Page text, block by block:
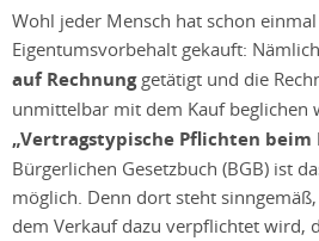
Wohl jeder Mensch hat schon
Eigentumsvorbehalt gekauft:
auf Rechnunggetätigt und die
unmittelbar mit dem Kauf beglichen
„Vertragstypische Pflichten beim
Bürgerlichen Gesetzbuch (BGB) ist
möglich. Denn dort steht
dem Verkauf dazu verpflichtet wird,